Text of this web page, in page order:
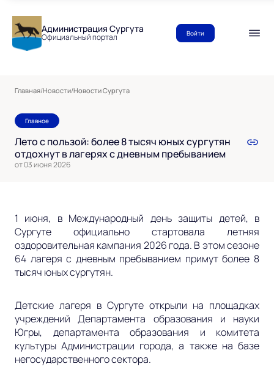
Администрация Сургута
Официальный портал Войти
Главная/Новости/Новости Сургута
Главное
Лето с пользой: более 8 тысяч юных сургутян
отдохнут в лагерях с дневным пребыванием
от 03 июня 2026
1 июня, в Международный день защиты детей, в
Сургуте официально стартовала летняя
оздоровительная кампания 2026 года. В этом сезоне
64 лагеря с дневным пребыванием примут более 8
тысяч юных сургутян.
Детские лагеря в Сургуте открыли на площадках
учреждений Департамента образования и науки
Югры, департамента образования и комитета
культуры Администрации города, а также на базе
негосударственного сектора.